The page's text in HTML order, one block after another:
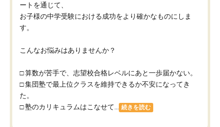
ートを通じて、
お子様の中学受験における成功をより確かなものにしま
す。
こんなお悩みはありませんか？
□ 算数が苦手で、志望校合格レベルにあと一歩届かない。
□ 集団塾で最上位クラスを維持できるか不安になってき
た。
□ 塾のカリキュラムはこなせて...
続きを読む